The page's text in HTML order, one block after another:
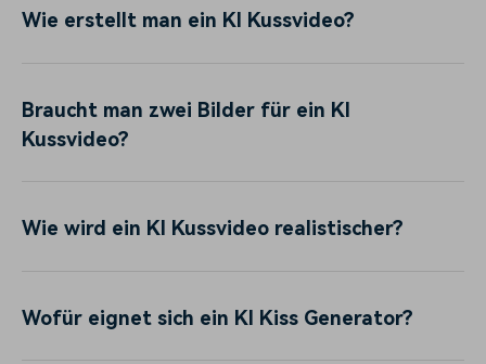
Wie erstellt man ein KI Kussvideo?
Braucht man zwei Bilder für ein KI
Kussvideo?
Wie wird ein KI Kussvideo realistischer?
Wofür eignet sich ein KI Kiss Generator?